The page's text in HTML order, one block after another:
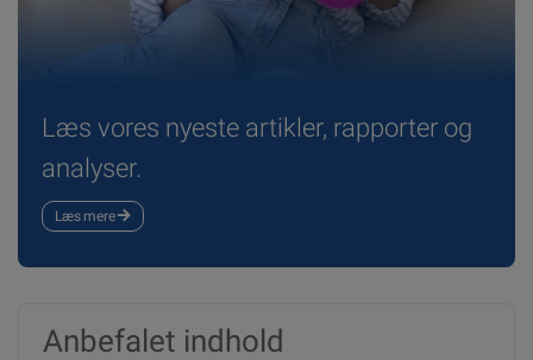
Læs vores nyeste artikler, rapporter og
analyser.
Læs mere
Anbefalet indhold